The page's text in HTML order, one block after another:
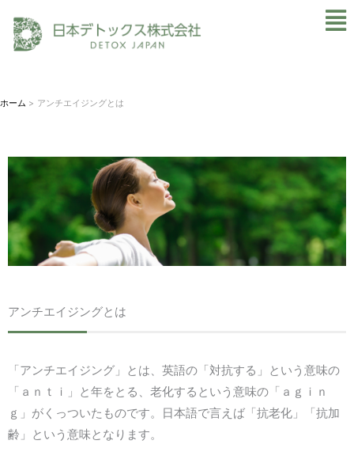
ホーム アンチエイジングとは
アンチエイジングとは
「アンチエイジング」とは、英語の「対抗する」という意味の
「ａｎｔｉ」と年をとる、老化するという意味の「ａｇｉｎ
ｇ」がくっついたものです。日本語で言えば「抗老化」「抗加
齢」という意味となります。